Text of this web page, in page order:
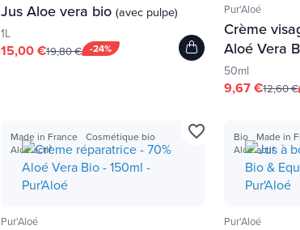
Jus Aloe vera bio (avec pulpe)
1L
-24%
15,00 €19,80 €
Pur'Aloé
Crème
Aloé Vera
50ml
9,67 €12,60 €
Made in France
Cosmétique bio
Aloe actif
Pur'Aloé
favorite_border Bio Made in
Aloe actif
Pur'Aloé